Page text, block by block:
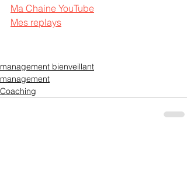
Ma Chaine YouTube
Mes replays
management bienveillant
management
Coaching